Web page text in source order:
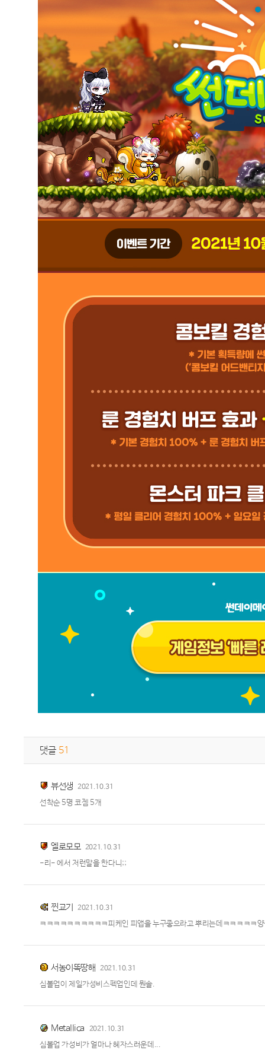
댓글 51
뷰선생 2021.10.31
선착순 5명 코젬 5개
엘로모모 2021.10.31
-리- 에서 저런말을 한다니;;
찐교기 2021.10.31
ㅋㅋㅋㅋㅋㅋㅋㅋㅋㅋ피케인 피앱을 누구좋으라고 뿌리는데ㅋㅋㅋㅋㅋ
서농이똑땅해 2021.10.31
심볼업이 제일가성비스펙업인데 뭔솔.
MetaIIica 2021.10.31
심볼업 가성비가 얼마나 혜자스러운데...